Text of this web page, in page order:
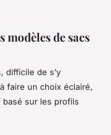
modèles de sacs
difficile de s’y
faire un choix éclairé,
basé sur les profils